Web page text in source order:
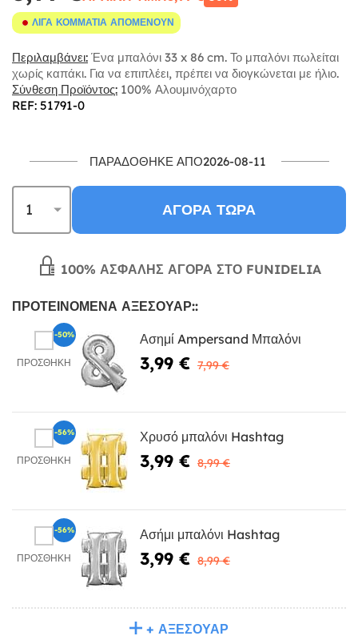
ΛΊΓΑ ΚΟΜΜΆΤΙΑ ΑΠΟΜΈΝΟΥΝ
Περιλαμβάνει: Ένα μπαλόνι 33 x 86 cm. Το μπαλόνι πωλείται
χωρίς καπάκι. Για να επιπλέει, πρέπει να διογκώνεται με ήλιο.
Σύνθεση Προϊόντος: 100% Αλουμινόχαρτο
REF: 51791-0
ΠΑΡΑΔΌΘΗΚΕ ΑΠΌ2026-08-11
ΑΓΟΡΆ ΤΏΡΑ
100% ΑΣΦΑΛΉΣ ΑΓΟΡΆ ΣΤΟ FUNIDELIA
ΠΡΟΤΕΙΝΌΜΕΝΑ ΑΞΕΣΟΥΆΡ::
ΠΡΟΣΘΉΚΗ
Ασημί Ampersand Μπαλόνι
3,99 € 7,99 €
-50%
ΠΡΟΣΘΉΚΗ
Χρυσό μπαλόνι Hashtag
3,99 € 8,99 €
-56%
ΠΡΟΣΘΉΚΗ
Ασήμι μπαλόνι Hashtag
3,99 € 8,99 €
-56%
+ ΑΞΕΣΟΥΆΡ